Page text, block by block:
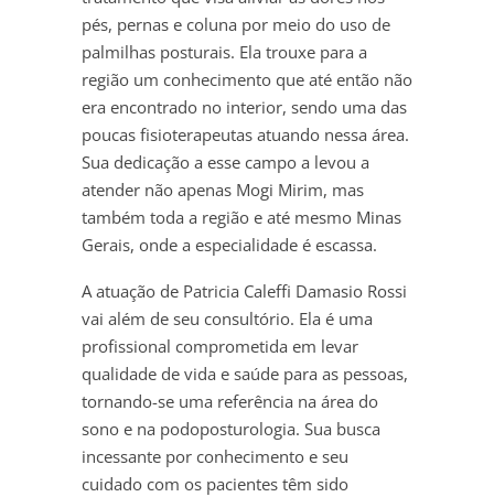
pés, pernas e coluna por meio do uso de
palmilhas posturais. Ela trouxe para a
região um conhecimento que até então não
era encontrado no interior, sendo uma das
poucas fisioterapeutas atuando nessa área.
Sua dedicação a esse campo a levou a
atender não apenas Mogi Mirim, mas
também toda a região e até mesmo Minas
Gerais, onde a especialidade é escassa.
A atuação de Patricia Caleffi Damasio Rossi
vai além de seu consultório. Ela é uma
profissional comprometida em levar
qualidade de vida e saúde para as pessoas,
tornando-se uma referência na área do
sono e na podoposturologia. Sua busca
incessante por conhecimento e seu
cuidado com os pacientes têm sido